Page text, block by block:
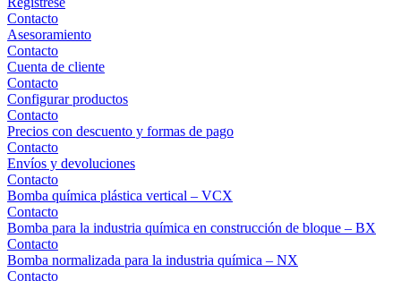
Contacto
Asesoramiento
Contacto
Cuenta de cliente
Contacto
Configurar productos
Contacto
Precios con descuento y formas de pago
Contacto
Envíos y devoluciones
Contacto
Bomba química plástica vertical – VCX
Contacto
Bomba para la industria química en construcción de bloque – BX
Contacto
Bomba normalizada para la industria química – NX
Contacto